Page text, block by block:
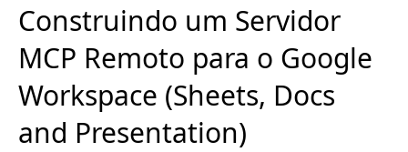
Construindo um Servidor
MCP Remoto para o Google
Workspace (Sheets, Docs
and Presentation)